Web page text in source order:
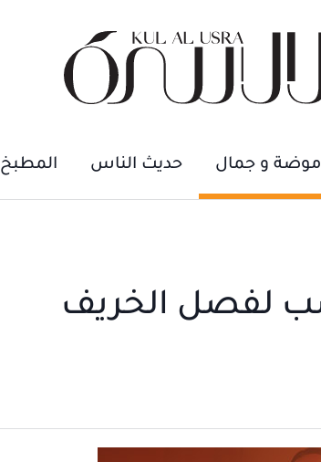
موضة و جمال حديث الناس المطبخ
لفصل الخريف